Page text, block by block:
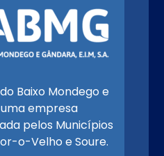
Baixo Mondego e
empresa
pelos Municípios
o-Velho e Soure.